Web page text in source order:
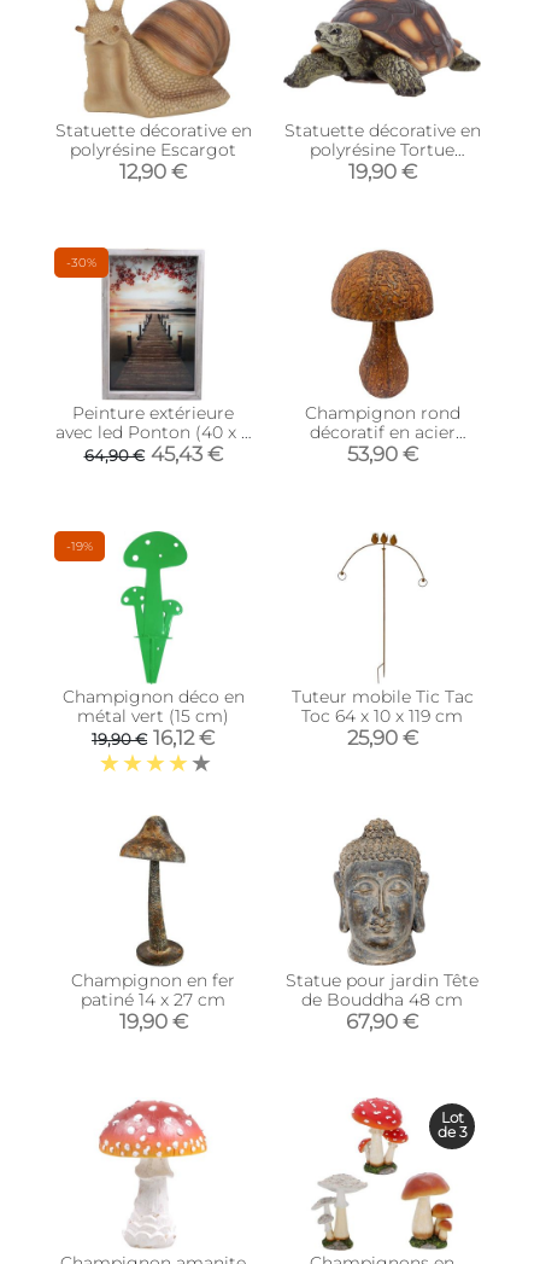
Statuette décorative en
polyrésine Escargot
12,90 €
Statuette décorative en
polyrésine Tortue
(Taille L)
19,90 €
-30%
Peinture extérieure
avec led Ponton (40 x 7
x 60 cm)
64,90 € 45,43 €
Champignon rond
décoratif en acier
rouillé 53 x 39 cm
53,90 €
-19%
Champignon déco en
métal vert (15 cm)
19,90 € 16,12 €
Tuteur mobile Tic Tac
Toc 64 x 10 x 119 cm
25,90 €
Champignon en fer
patiné 14 x 27 cm
19,90 €
Statue pour jardin Tête
de Bouddha 48 cm
67,90 €
Lot
de 3